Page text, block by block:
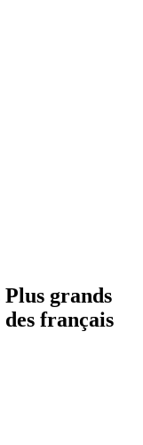
Plus grands
français